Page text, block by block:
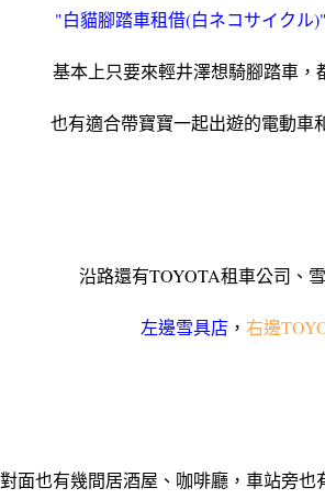
"白貓腳踏車租借(白ネコサイクル
基本上只要來輕井澤想騎腳踏車，
也有適合帶寶寶一起出遊的電動車
沿路還有TOYOTA租車公司、
左邊雪具店， 右邊
對面也有幾間居酒屋、咖啡廳，車站旁也